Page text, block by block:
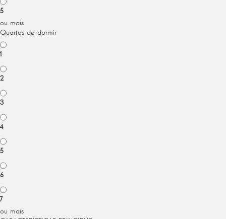
5
ou mais
Quartos de dormir
1
2
3
4
5
6
7
ou mais